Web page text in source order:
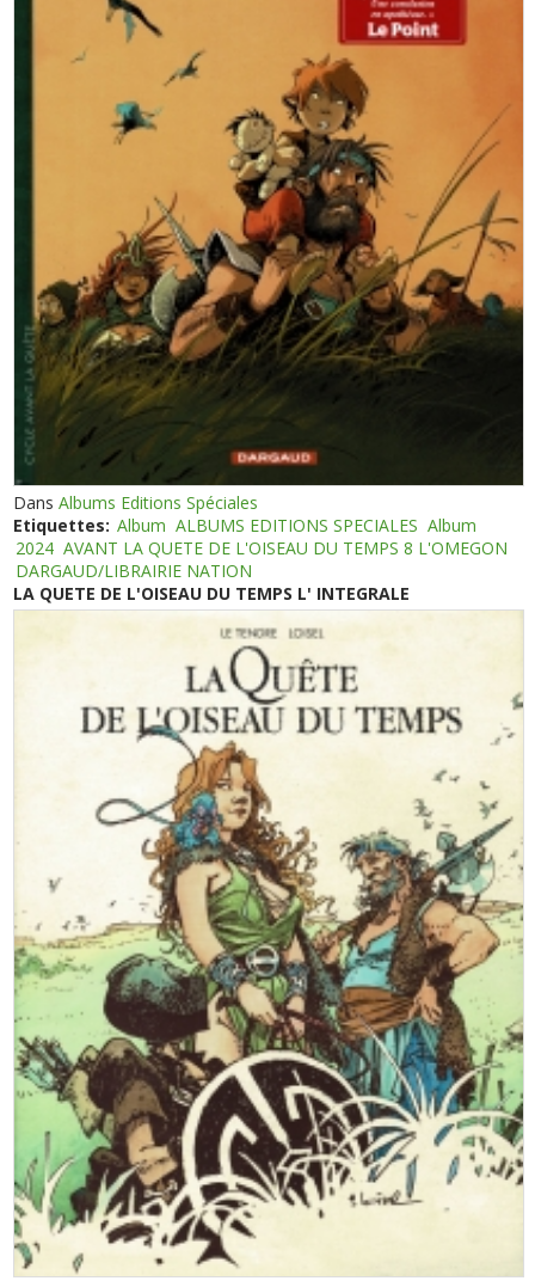
DansAlbums Editions Spéciales
Etiquettes: Album ALBUMS EDITIONS SPECIALES Album
2024 AVANT LA QUETE DE L'OISEAU DU TEMPS 8 L'OMEGON
DARGAUD/LIBRAIRIE NATION
LA QUETE DE L'OISEAU DU TEMPS L' INTEGRALE